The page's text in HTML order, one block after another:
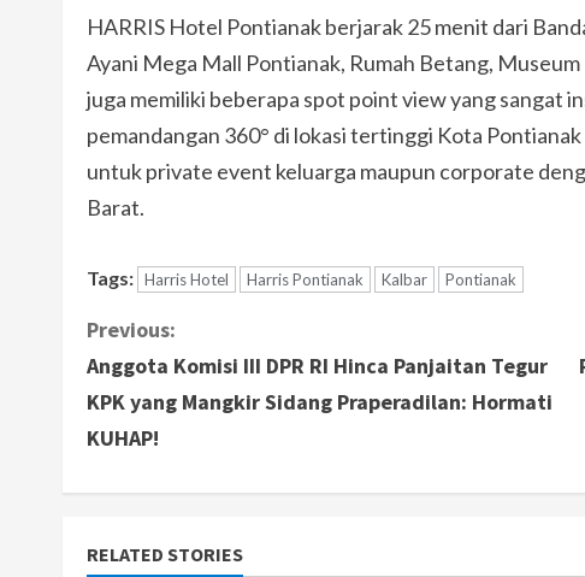
HARRIS Hotel Pontianak berjarak 25 menit dari
Ayani Mega Mall Pontianak, Rumah Betang,
juga memiliki beberapa spot point view yang sangat
pemandangan 360° di lokasi tertinggi Kota
untuk private event keluarga maupun corporate
Barat.
Tags: Harris Hotel Harris Pontianak Kalbar Pontianak
C
o
n
t
i
Previous:
Anggota Komisi III DPR RI Hinca Panjaitan Tegur
KPK yang Mangkir Sidang Praperadilan: Hormati
KUHAP!
RELATED STORIES